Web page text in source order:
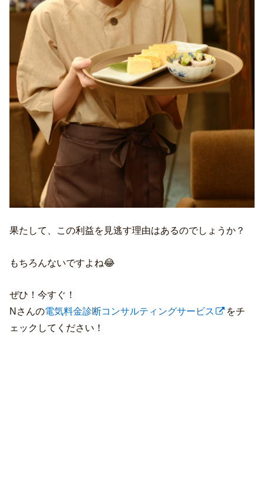
果たして、この利益を見逃す理由はあるのでしょうか？
もちろんないですよね😂
ぜひ！今すぐ！
Nさんの電気料金診断コンサルティングサービス
をチ
ェックしてください！